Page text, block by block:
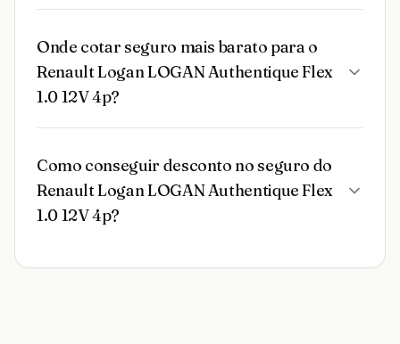
Onde cotar seguro mais barato para o
Renault Logan LOGAN Authentique Flex
1.0 12V 4p?
Como conseguir desconto no seguro do
Renault Logan LOGAN Authentique Flex
1.0 12V 4p?